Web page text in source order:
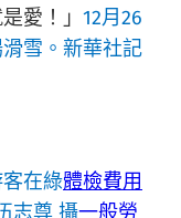
愛！」 12月26
雪。新華社記
客在綠體檢費用
志尊 攝一般勞